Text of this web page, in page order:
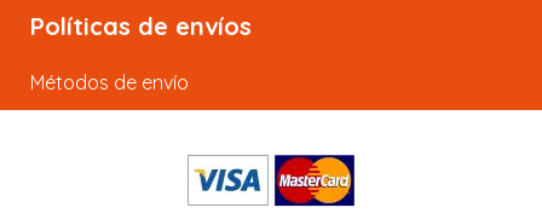
Políticas de envíos
Métodos de envío